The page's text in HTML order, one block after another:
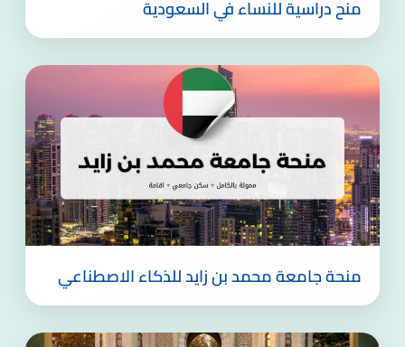
منح دراسية للنساء في السعودية
منحة جامعة محمد بن زايد للذكاء الاصطناعي